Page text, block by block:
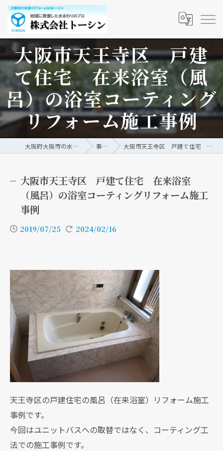
大阪市天王寺区 戸建
て住宅 在来浴室（風
呂）の浴室コーティング
リフォーム施工事例
大阪府大阪市の水回りリフォームなら株式会社トーシン 事例/ブログ 大阪市天王寺区 戸建て住宅 在来浴室（風呂）の浴室コーティングリフォーム施工事例
大阪市天王寺区 戸建て住宅 在来浴室
（風呂）の浴室コーティングリフォーム施工
事例
2019/07/25 2024/02/16
天王寺区の戸建住宅の風呂（在来浴室）リフォーム施工
事例です。
今回はユニットバスへの取替ではなく、コーティング工
法での施工事例です。